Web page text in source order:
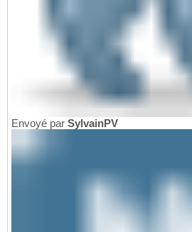
Envoyé par SylvainPV